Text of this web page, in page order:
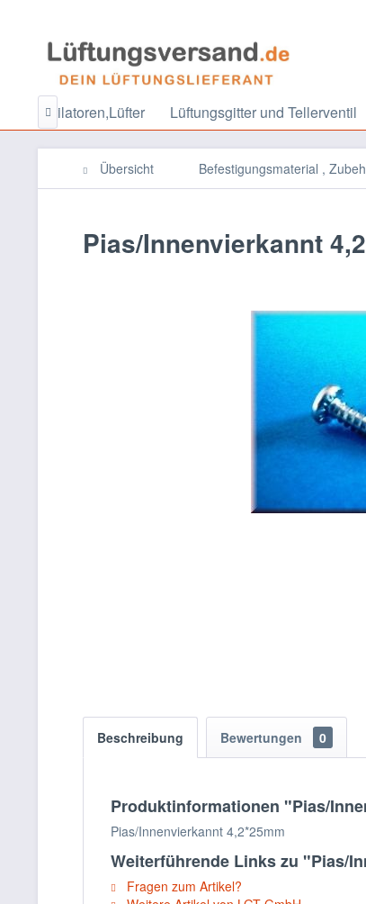
Ventilatoren,Lüfter Lüftungsgitter und Tellerventil

Übersicht Befestigungsmaterial ,
Pias/Innenvierkannt
Beschreibung Bewertungen 0
Produktinformationen "Pias/
Pias/Innenvierkannt 4,2*25mm
Weiterführende Links zu "Pias/
Fragen zum Artikel?